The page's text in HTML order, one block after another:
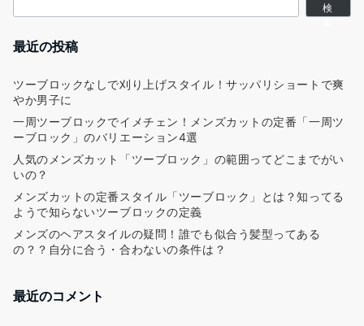
検
最近の投稿
ツーブロックなしで刈り上げスタイル！サッパリショートで爽
やか男子に
一周ツーブロックでイメチェン！メンズカットの定番「一周ツ
ーブロック」のバリエーション4選
人気のメンズカット「ツーブロック」の範囲ってどこまでがい
いの？
メンズカットの定番スタイル「ツーブロック」とは？知ってる
ようで知らないツーブロックの定義
メンズのヘアスタイルの疑問！誰でも似合う髪型ってある
の？？自分に合う・合わないの条件は？
最近のコメント